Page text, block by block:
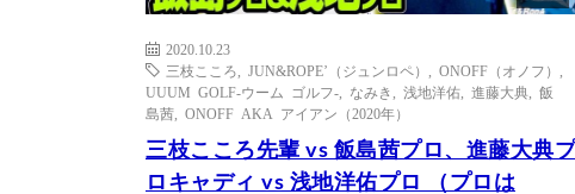
2020.10.23
三枝こころ
JUN&ROPE’（ジュンロペ） ONOFF（オノフ）
UUUM GOLF-ウーム ゴルフ-
なみき 浅地洋佑 進藤大典
飯
島茜
ONOFF AKA アイアン（2020年）
三枝こころ先輩 vs 飯島茜プロ、進藤大典プ
ロキャディ vs 浅地洋佑プロ （プロは